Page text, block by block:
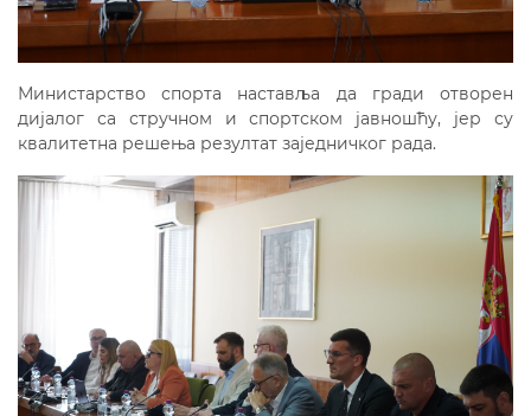
Министарство спорта наставља да гради отворен
дијалог са стручном и спортском јавношћу, јер су
квалитетна решења резултат заједничког рада.